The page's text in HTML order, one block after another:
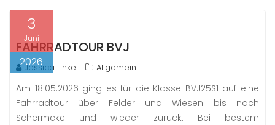
3
Juni
2026
FAHRRADTOUR BVJ
Jessica Linke Allgemein
Am 18.05.2026 ging es für die Klasse BVJ25S1 auf eine
Fahrradtour über Felder und Wiesen bis nach
Schermcke und wieder zurück. Bei bestem